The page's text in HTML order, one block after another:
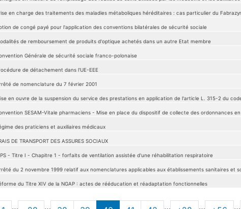
en charge des traitements des maladies métaboliques héréditaires : cas particulier du
de congé payé pour l'application des conventions bilatérales de sécurité sociale
de remboursement de produits d'optique achetés dans un autre Etat membre
Générale de sécurité sociale franco-polonaise
de détachement dans l'UE-EEE
de nomenclature du 7 février 2001
en ouvre de la suspension du service des prestations en application de l'article L. 315-2 du
SESAM-Vitale pharmaciens - Mise en place du dispositif de collecte des ordonnances
des praticiens et auxiliaires médicaux
DE TRANSPORT DES ASSURES SOCIAUX
- Titre I - Chapitre 1 - forfaits de ventilation assistée d'une réhabilitation respiratoire
du 2 novembre 1999 relatif aux nomenclatures applicables aux établissements sanitaires et
du Titre XIV de la NGAP : actes de rééducation et réadaptation fonctionnelles
… … … … …